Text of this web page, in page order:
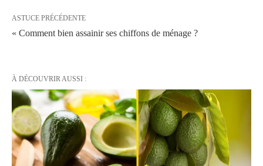
ASTUCE PRÉCÉDENTE
« Comment bien assainir ses chiffons de ménage ?
À DÉCOUVRIR AUSSI :